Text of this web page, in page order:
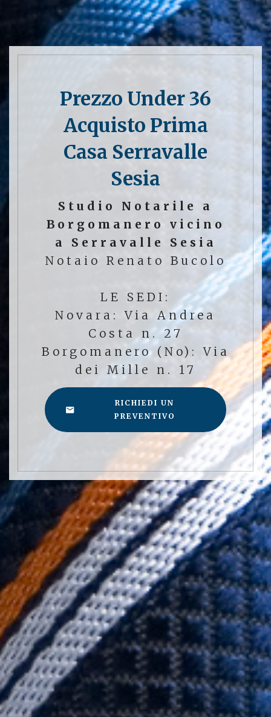
Prezzo Under 36
Acquisto Prima
Casa Serravalle
Sesia
Studio Notarile a
Borgomanero vicino
a Serravalle Sesia
Notaio Renato Bucolo
LE SEDI:
Novara: Via Andrea
Costa n. 27
Borgomanero (No): Via
dei Mille n. 17
RICHIEDI UN
PREVENTIVO